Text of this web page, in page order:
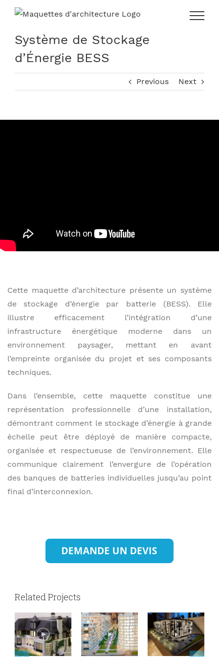
Skip
contentSystème de Stockage
d’Énergie BESS
Previous Next
Cette maquette d’architecture présente un système
de stockage d’énergie par batterie (BESS). Elle
illustre efficacement l’intégration d’une
infrastructure énergétique moderne dans un
environnement paysager, mettant en avant
l’empreinte organisée du projet et ses composants
techniques.
Dans l’ensemble, cette maquette constitue une
représentation professionnelle d’une installation,
démontrant comment le stockage d’énergie à grande
échelle peut être déployé de manière compacte,
organisée et respectueuse de l’environnement. Elle
communique clairement l’envergure de l’opération
des banques de batteries individuelles jusqu’au point
final d’interconnexion.
Related Projects